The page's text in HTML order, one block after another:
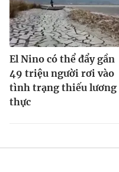
El Nino có thể đẩy gần
49 triệu người rơi vào
tình trạng thiếu lương
thực